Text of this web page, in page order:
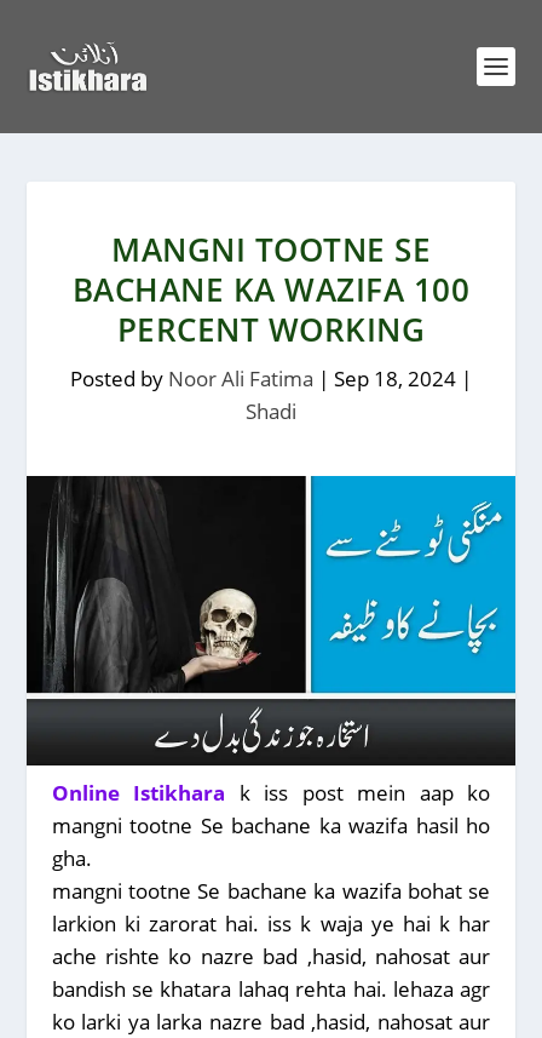
MANGNI TOOTNE SE
BACHANE KA WAZIFA 100
PERCENT WORKING
Posted by Noor Ali Fatima | Sep 18, 2024 |
Shadi
Online Istikhara
k iss post mein aap ko
mangni tootne Se bachane ka wazifa hasil ho
gha.
mangni tootne Se bachane ka wazifa bohat se
larkion ki zarorat hai. iss k waja ye hai k har
ache rishte ko nazre bad ,hasid, nahosat aur
bandish se khatara lahaq rehta hai. lehaza agr
ko larki ya larka nazre bad ,hasid, nahosat aur